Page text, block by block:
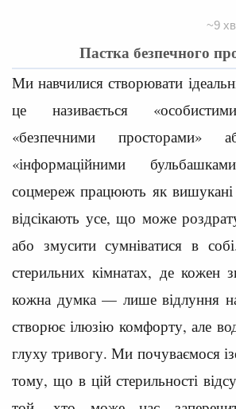
~9
Пастка безпечного
Ми навчилися створювати
це називається
«безпечними просторами»
«інформаційними
соцмереж працюють як вишукані
відсікають усе, що може
або змусити сумніватися в
стерильних кімнатах, де кожен
кожна думка — лише відлуння
створює ілюзію комфорту, але
глуху тривогу. Ми почуваємося
тому, що в цій стерильності